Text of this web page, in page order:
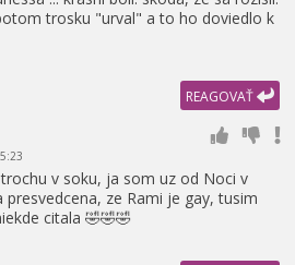
trosku "urval" a to ho doviedlo k
REAGOVAŤ
v soku, ja som uz od Noci v
presvedcena, ze Rami je gay, tusim
citala 🤣🤣🤣